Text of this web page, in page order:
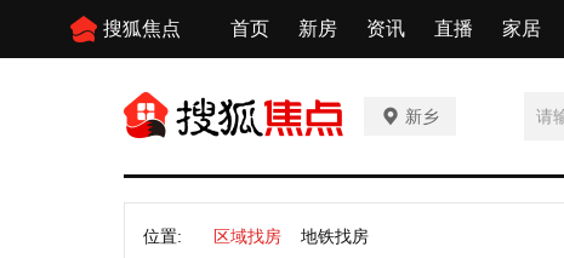
搜狐焦点 首页 新房 资讯 直播 家居
新乡
位置: 区域找房 地铁找房